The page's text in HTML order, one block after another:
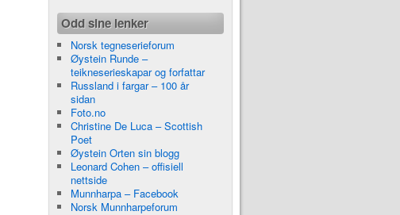
Odd sine lenker
Norsk tegneserieforum
Øystein Runde –
teikneserieskapar og forfattar
Russland i fargar – 100 år
sidan
Foto.no
Christine De Luca – Scottish
Poet
Øystein Orten sin blogg
Leonard Cohen – offisiell
nettside
Munnharpa – Facebook
Norsk Munnharpeforum